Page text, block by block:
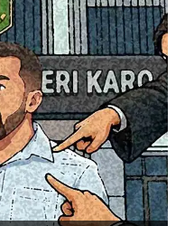
closed loop
petani, koperasi,
dari hulu hingga
untuk mewujudkan
petani.
yang
bisnis dalam
yang terintegrasi hulu
LoopAgribsinis